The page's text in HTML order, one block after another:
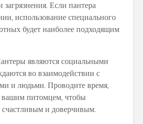
загрязнения. Если пантера
использование специального
будет наиболее подходящим
являются социальными
во взаимодействии с
и людьми. Проводите время,
вашим питомцем, чтобы
счастливым и доверчивым.